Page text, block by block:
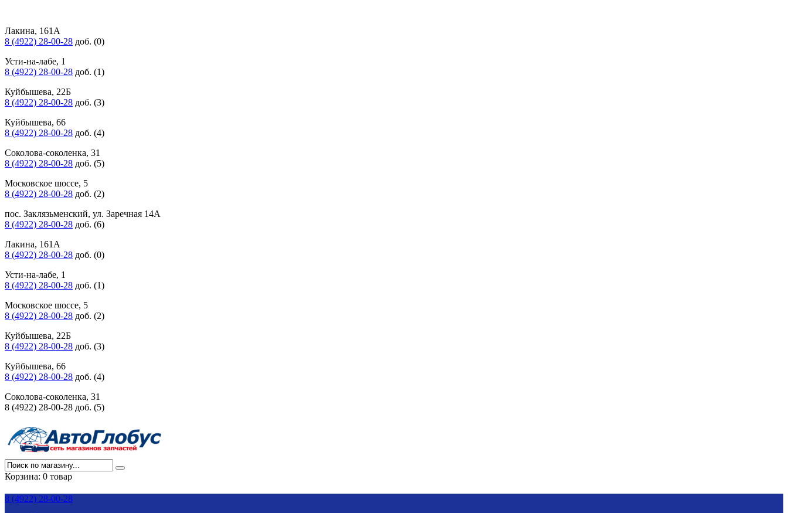
Лакина, 161А
8 (4922) 28-00-28 доб. (0)
Усти-на-лабе, 1
8 (4922) 28-00-28 доб. (1)
Куйбышева, 22Б
8 (4922) 28-00-28 доб. (3)
Куйбышева, 66
8 (4922) 28-00-28 доб. (4)
Соколова-соколенка, 31
8 (4922) 28-00-28 доб. (5)
Московское шоссе, 5
8 (4922) 28-00-28 доб. (2)
пос. Заклязьменский, ул. Заречная 14А
8 (4922) 28-00-28 доб. (6)
Лакина, 161А
8 (4922) 28-00-28 доб. (0)
Усти-на-лабе, 1
8 (4922) 28-00-28 доб. (1)
Московское шоссе, 5
8 (4922) 28-00-28 доб. (2)
Куйбышева, 22Б
8 (4922) 28-00-28 доб. (3)
Куйбышева, 66
8 (4922) 28-00-28 доб. (4)
Соколова-соколенка, 31
8 (4922) 28-00-28 доб. (5)
Корзина: 0 товар
8 (4922) 28-00-28